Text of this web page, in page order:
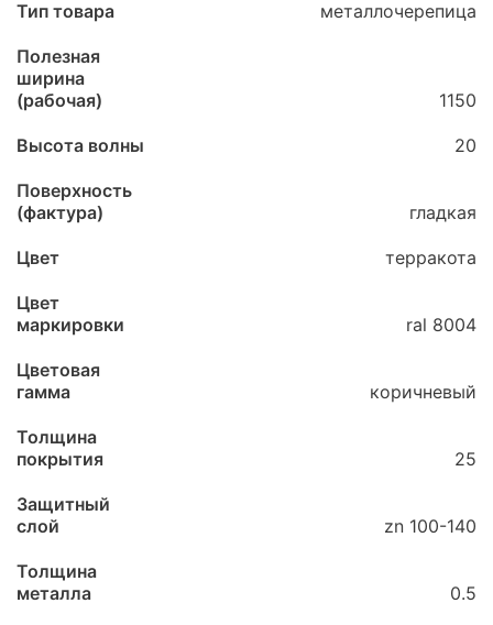
Тип товара металлочерепица
Полезная
ширина
(рабочая)
1150
Высота волны 20
Поверхность
(фактура)
гладкая
Цвет терракота
Цвет
маркировки
ral 8004
Цветовая
гамма
коричневый
Толщина
покрытия
25
Защитный
слой
zn 100-140
Толщина
металла
0.5